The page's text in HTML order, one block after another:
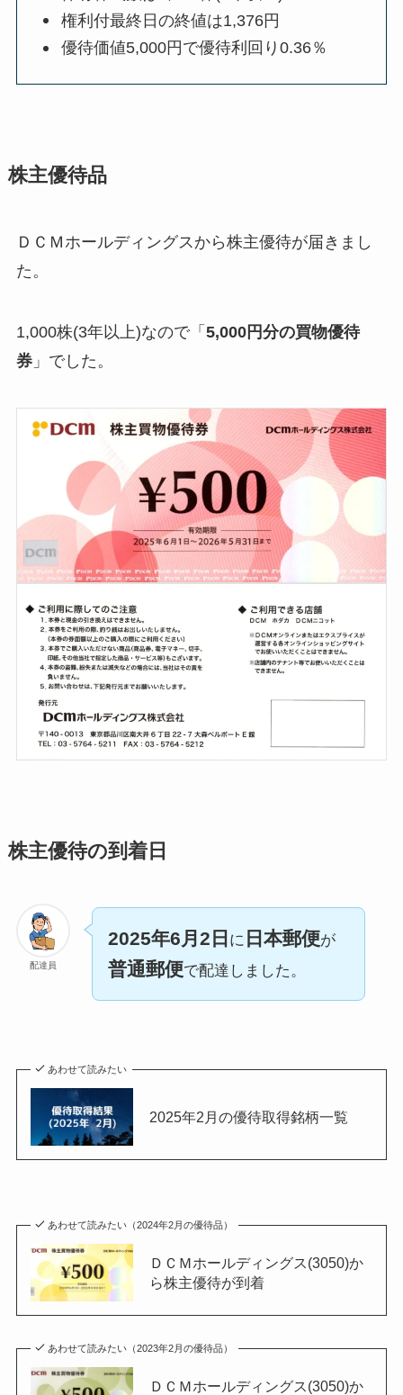
権利付最終日の終値は1,376円
優待価値5,000円で優待利回り0.36％
株主優待品
ＤＣＭホールディングスから株主優待が届きまし
た。
1,000株(3年以上)なので「 5,000円分の買物優待
券」でした。
株主優待の到着日
配達員
2025年6月2日 に 日本郵便が
普通郵便で配達しました。
あわせて読みたい
2025年2月の優待取得銘柄一覧
あわせて読みたい（2024年2月の優待品）
ＤＣＭホールディングス(3050)か
ら株主優待が到着
あわせて読みたい（2023年2月の優待品）
ＤＣＭホールディングス(3050)か